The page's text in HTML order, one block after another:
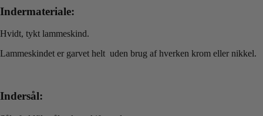
Indermateriale:
Hvidt, tykt lammeskind.
Lammeskindet er garvet helt uden brug af hverken krom eller nikkel.
Indersål: